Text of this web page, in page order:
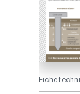
Fiche